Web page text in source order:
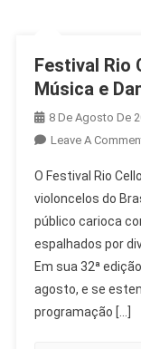
Festival Rio
Música e
8 De Agosto De
Leave A
O Festival Rio
violoncelos do
público carioca
espalhados por
Em sua 32ª
agosto, e se
programação […]